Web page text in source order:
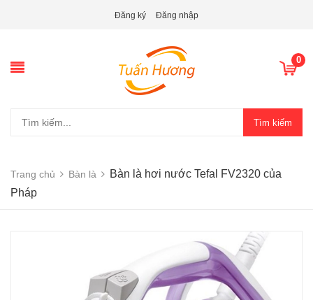
Đăng ký Đăng nhập
0
Tìm kiếm
Trang chủ Bàn là
Bàn là hơi nước Tefal FV2320 của
Pháp